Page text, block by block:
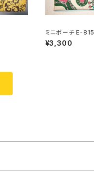
ミニポーチ E-815
¥3,300